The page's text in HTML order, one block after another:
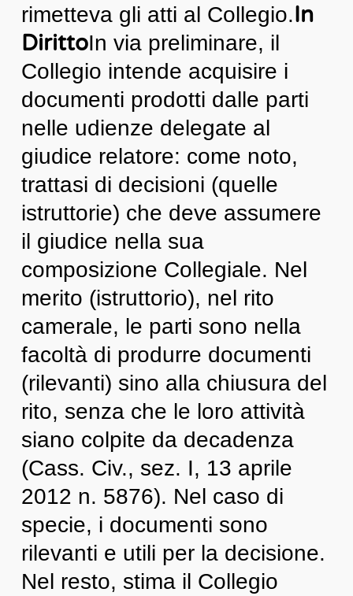
rimetteva gli atti al Collegio.In
DirittoIn via preliminare, il
Collegio intende acquisire i
documenti prodotti dalle parti
nelle udienze delegate al
giudice relatore: come noto,
trattasi di decisioni (quelle
istruttorie) che deve assumere
il giudice nella sua
composizione Collegiale. Nel
merito (istruttorio), nel rito
camerale, le parti sono nella
facoltà di produrre documenti
(rilevanti) sino alla chiusura del
rito, senza che le loro attività
siano colpite da decadenza
(Cass. Civ., sez. I, 13 aprile
2012 n. 5876). Nel caso di
specie, i documenti sono
rilevanti e utili per la decisione.
Nel resto, stima il Collegio